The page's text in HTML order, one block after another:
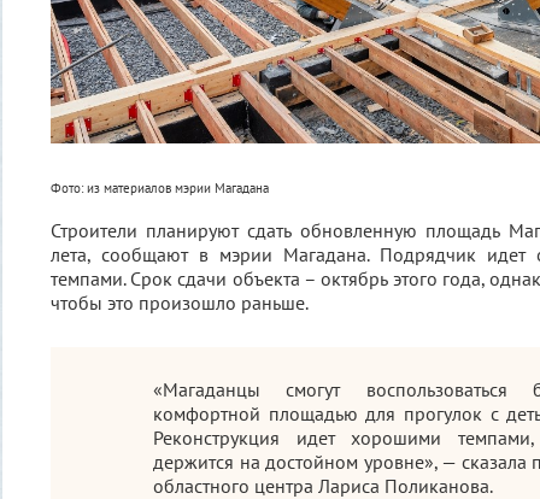
Фото: из материалов мэрии Магадана
Строители планируют сдать обновленную площадь
лета, сообщают в мэрии Магадана. Подрядчик
темпами. Срок сдачи объекта – октябрь этого года,
чтобы это произошло раньше.
«Магаданцы смогут воспользоваться
комфортной площадью для прогулок с
Реконструкция идет хорошими
держится на достойном уровне», — сказала
областного центра Лариса Поликанова.